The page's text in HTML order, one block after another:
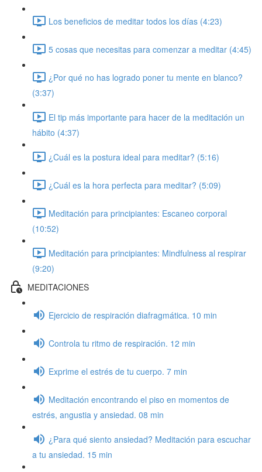
Los beneficios de meditar todos los días (4:23)
5 cosas que necesitas para comenzar a meditar (4:45)
¿Por qué no has logrado poner tu mente en blanco?
(3:37)
El tip más importante para hacer de la meditación un
hábito (4:37)
¿Cuál es la postura ideal para meditar? (5:16)
¿Cuál es la hora perfecta para meditar? (5:09)
Meditación para principiantes: Escaneo corporal
(10:52)
Meditación para principiantes: Mindfulness al respirar
(9:20)
MEDITACIONES
Ejercicio de respiración diafragmática. 10 min
Controla tu ritmo de respiración. 12 min
Exprime el estrés de tu cuerpo. 7 min
Meditación encontrando el piso en momentos de
estrés, angustia y ansiedad. 08 min
¿Para qué siento ansiedad? Meditación para escuchar
a tu ansiedad. 15 min